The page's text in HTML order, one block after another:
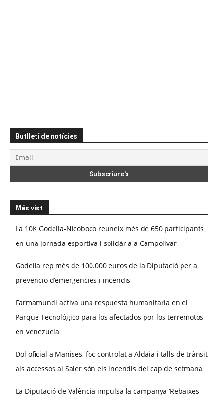
Butlletí de notícies
Més vist
La 10K Godella-Nicoboco reuneix més de 650 participants
en una jornada esportiva i solidària a Campolivar
Godella rep més de 100.000 euros de la Diputació per a
prevenció d’emergències i incendis
Farmamundi activa una respuesta humanitaria en el
Parque Tecnológico para los afectados por los terremotos
en Venezuela
Dol oficial a Manises, foc controlat a Aldaia i talls de trànsit
als accessos al Saler són els incendis del cap de setmana
La Diputació de València impulsa la campanya ‘Rebaixes